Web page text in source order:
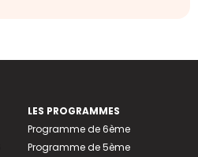
LES PROGRAMMES
Programme de 6ème
Programme de 5ème